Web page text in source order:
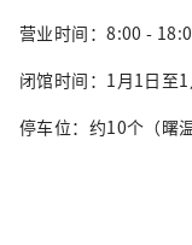
营业时间：8:00 -
闭馆时间：1月1日至1
停车位：约10个（曙